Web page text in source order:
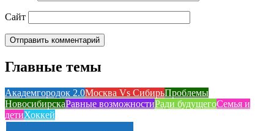
Сайт
Главные темы
Академгородок 2.0Москва Vs СибирьПроблемы
НовосибирскаРавные возможностиРади будущегоСемья и
детиХоккей